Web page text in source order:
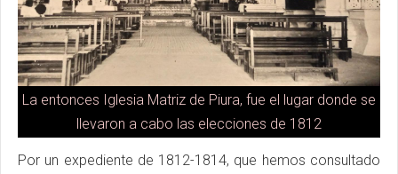
La entonces Iglesia Matriz de Piura, fue el lugar donde se
llevaron a cabo las elecciones de 1812
Por un expediente de 1812-1814, que hemos consultado